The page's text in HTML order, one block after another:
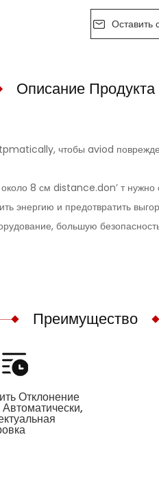
Оставить
Описание Продукта
чтобы aviod
8 см distance.don’ т нужно
энергию и предотвратить
большую
Преимущество
Отклонение